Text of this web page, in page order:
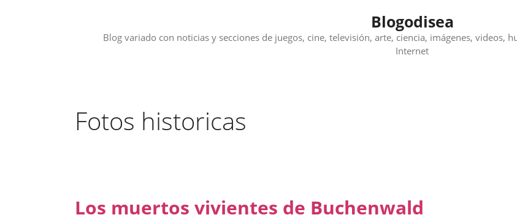
Blogodisea
Blog variado con noticias y secciones de juegos, cine, televisión, arte, ciencia, imágenes, videos,
Internet
Fotos historicas
Los muertos vivientes de Buchenwald